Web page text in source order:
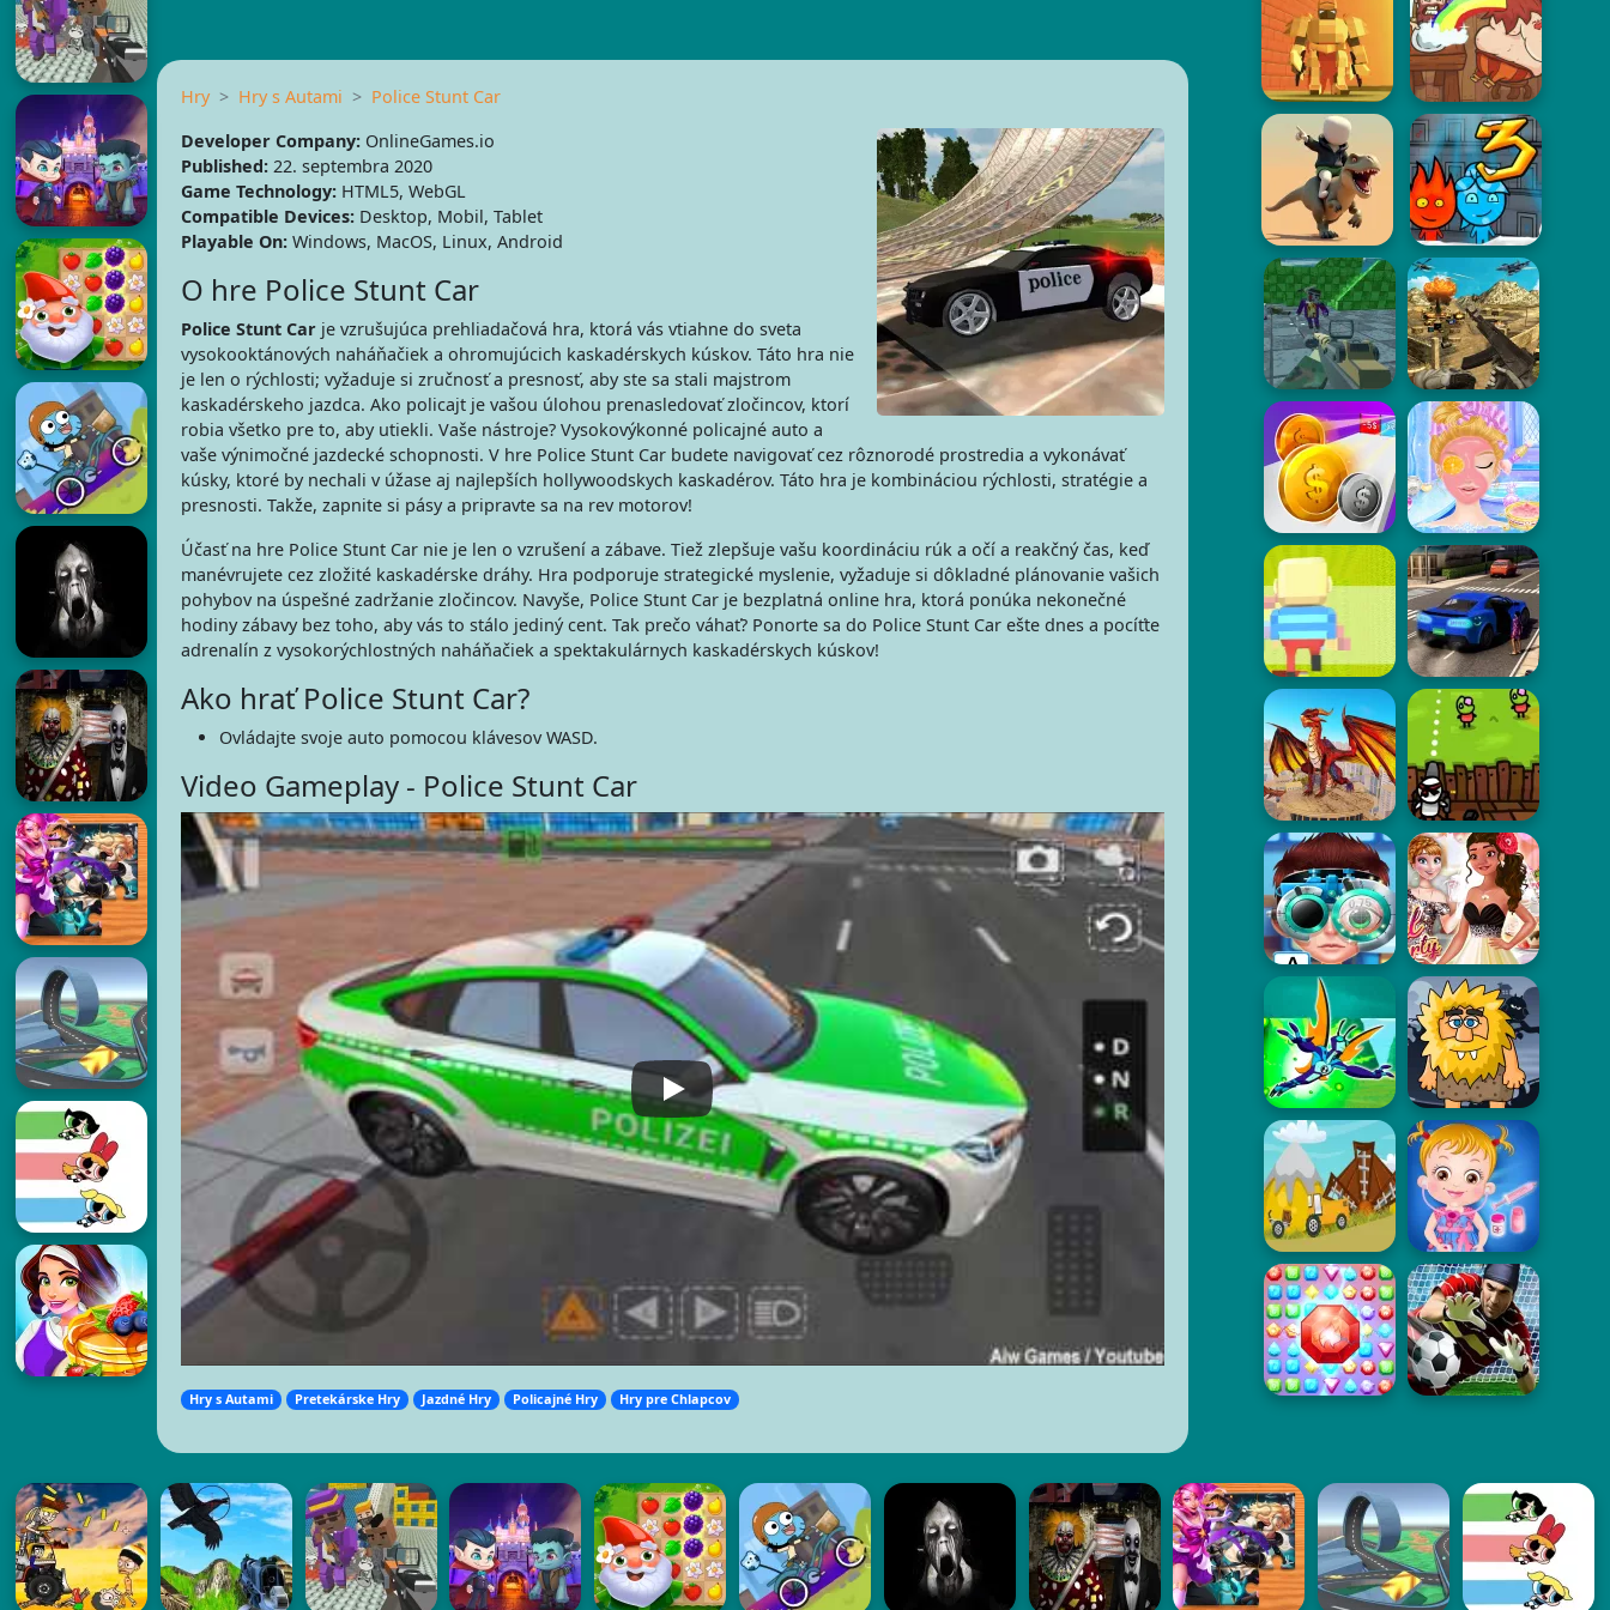
Hry Hry s Autami
Police Stunt Car
Developer Company:OnlineGames.io
Published:22. septembra 2020
Game Technology:HTML5, WebGL
Compatible Devices:Desktop, Mobil, Tablet
Playable On:Windows, MacOS, Linux, Android
O hre Police Stunt Car
Police Stunt Carje vzrušujúca prehliadačová hra, ktorá vás vtiahne do sveta
vysokooktánových naháňačiek a ohromujúcich kaskadérskych kúskov. Táto hra nie
je len o rýchlosti; vyžaduje si zručnosť a presnosť, aby ste sa stali majstrom
kaskadérskeho jazdca. Ako policajt je vašou úlohou prenasledovať zločincov, ktorí
robia všetko pre to, aby utiekli. Vaše nástroje? Vysokovýkonné policajné auto a
vaše výnimočné jazdecké schopnosti. V hre Police Stunt Car budete navigovať cez rôznorodé prostredia a vykonávať
kúsky, ktoré by nechali v úžase aj najlepších hollywoodskych kaskadérov. Táto hra je kombináciou rýchlosti, stratégie a
presnosti. Takže, zapnite si pásy a pripravte sa na rev motorov!
Účasť na hre Police Stunt Car nie je len o vzrušení a zábave. Tiež zlepšuje vašu koordináciu rúk a očí a reakčný čas, keď
manévrujete cez zložité kaskadérske dráhy. Hra podporuje strategické myslenie, vyžaduje si dôkladné plánovanie vašich
pohybov na úspešné zadržanie zločincov. Navyše, Police Stunt Car je bezplatná online hra, ktorá ponúka nekonečné
hodiny zábavy bez toho, aby vás to stálo jediný cent. Tak prečo váhať? Ponorte sa do Police Stunt Car ešte dnes a pocíťte
adrenalín z vysokorýchlostných naháňačiek a spektakulárnych kaskadérskych kúskov!
Ako hrať Police Stunt Car?
Ovládajte svoje auto pomocou klávesov WASD.
Video Gameplay - Police Stunt Car
Hry s Autami Pretekárske Hry Jazdné Hry Policajné Hry Hry pre Chlapcov